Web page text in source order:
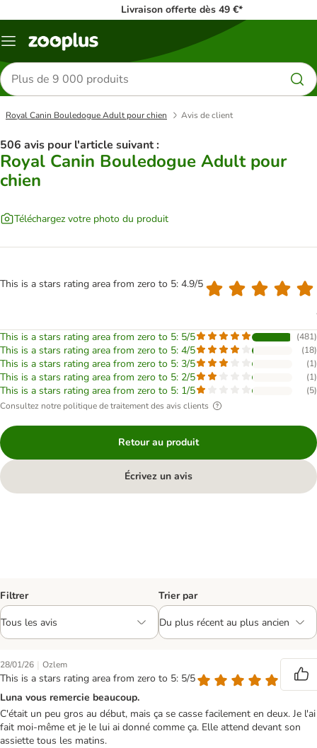
Livraison offerte dès 49 €*
Menu
Rechercher
des
produits
Royal Canin Bouledogue Adult pour chien Avis de client
506 avis pour l'article suivant :
Royal Canin Bouledogue Adult pour
chien
Téléchargez votre photo du produit
This is a stars rating area from zero to 5: 4.9/5
This is a stars rating area from zero to 5: 5/5 (481)
This is a stars rating area from zero to 5: 4/5 (18)
This is a stars rating area from zero to 5: 3/5 (1)
This is a stars rating area from zero to 5: 2/5 (1)
This is a stars rating area from zero to 5: 1/5 (5)
Consultez notre politique de traitement des avis clients
Retour au produit
Écrivez un avis
Filtrer Trier par
28/01/26 | Ozlem
This is a stars rating area from zero to 5: 5/5
Luna vous remercie beaucoup.
C'était un peu gros au début, mais ça se casse facilement en deux. Je l'ai
fait moi-même et je le lui ai donné comme ça. Elle attend devant son
assiette tous les matins.